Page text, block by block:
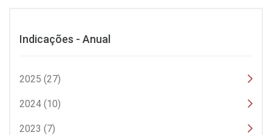
Indicações - Anual
2025 (27)
2024 (10)
2023 (7)